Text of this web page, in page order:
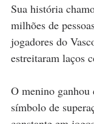
Sua história
milhões de
jogadores do
estreitaram laços
O menino ganhou
símbolo de